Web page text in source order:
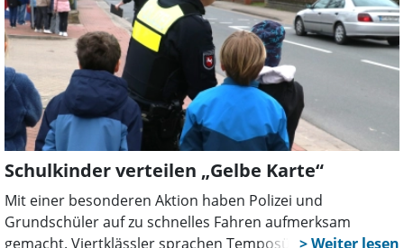
Schulkinder verteilen „Gelbe Karte“
Mit einer besonderen Aktion haben Polizei und
Grundschüler auf zu schnelles Fahren aufmerksam
gemacht. Viertklässler sprachen Temposünder im 30er-